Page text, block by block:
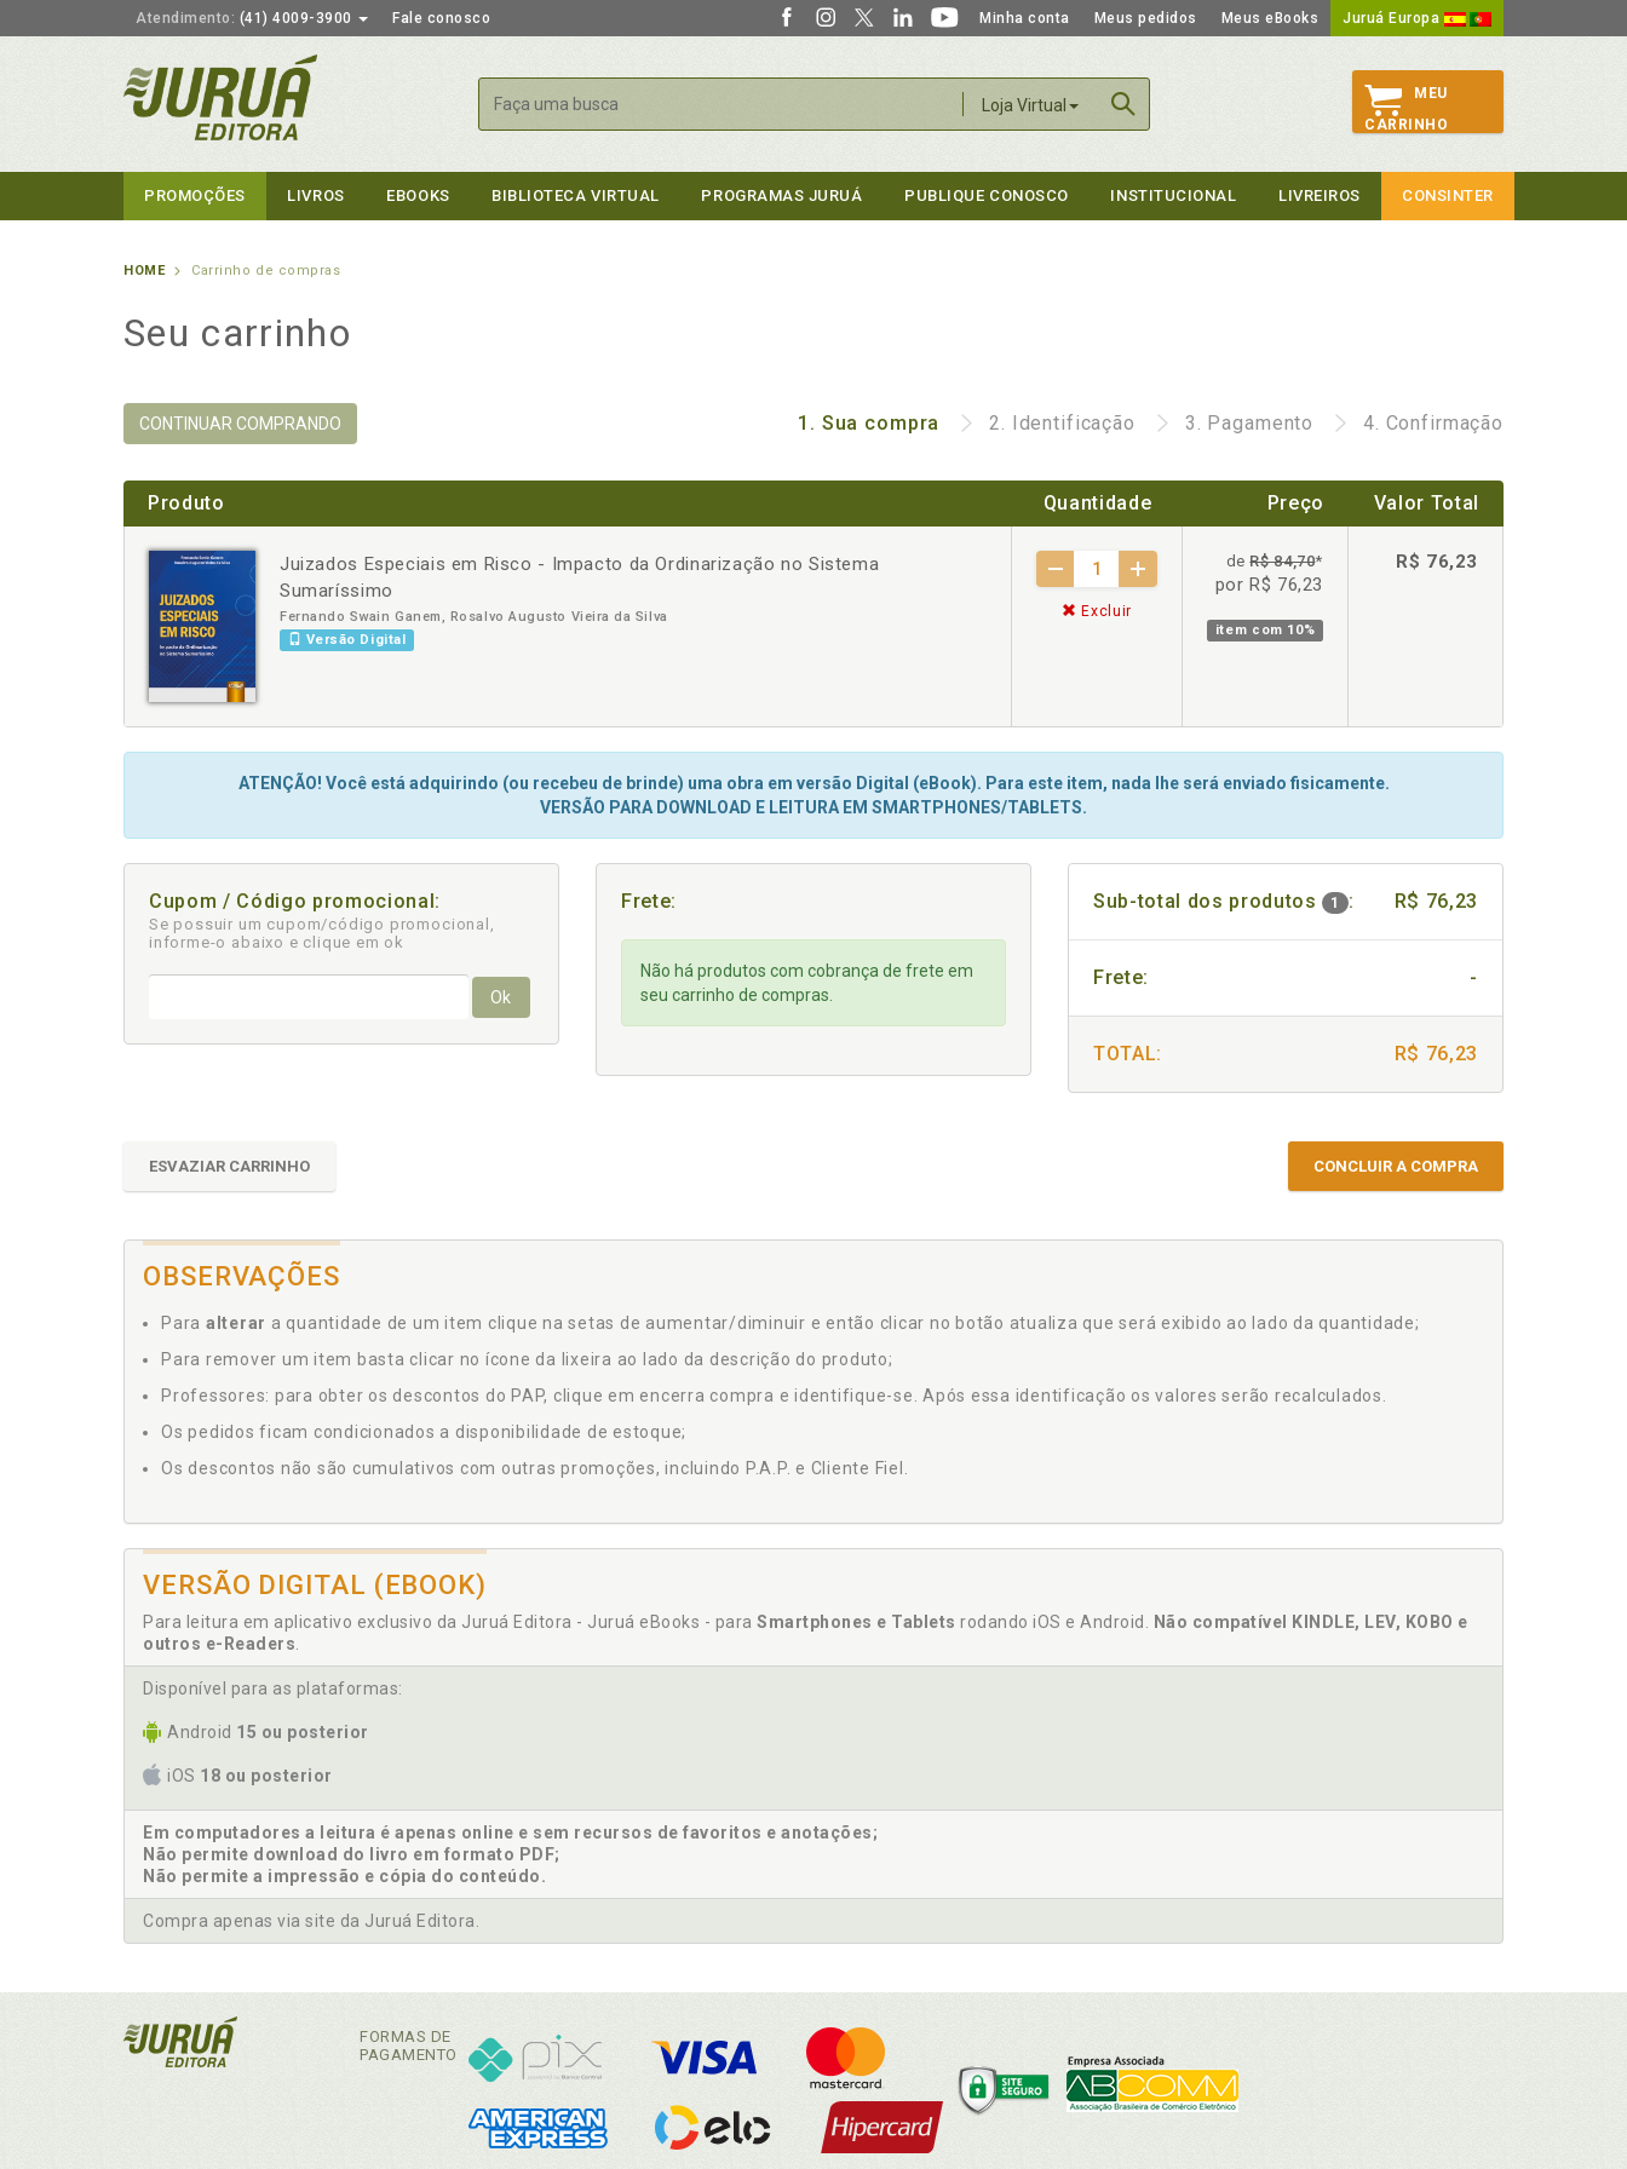
Atendimento: (41) 4009-3900 Fale conosco Minha conta Meus pedidos Meus eBooks Juruá Europa
Loja Virtual
Buscar
MEU
CARRINHO
PROMOÇÕES LIVROS EBOOKS BIBLIOTECA VIRTUAL PROGRAMAS JURUÁ PUBLIQUE CONOSCO INSTITUCIONAL LIVREIROS CONSINTER
HOME Carrinho de compras
Seu carrinho
CONTINUAR COMPRANDO 1. Sua compra 2. Identificação 3. Pagamento 4. Confirmação
Produto Quantidade Preço Valor Total
Juizados Especiais em Risco - Impacto da Ordinarização no Sistema
Sumaríssimo
Fernando Swain Ganem, Rosalvo Augusto Vieira da Silva
Versão Digital
- +
Excluir
deR$ 84,70*
por R$ 76,23
item com 10%
R$ 76,23
ATENÇÃO! Você está adquirindo (ou recebeu de brinde) uma obra em versão Digital (eBook). Para este item, nada lhe será enviado fisicamente.
VERSÃO PARA DOWNLOAD E LEITURA EM SMARTPHONES/TABLETS.
Cupom / Código promocional:
Se possuir um cupom/código promocional,
informe-o abaixo e clique em ok
Ok
Frete:
Não há produtos com cobrança de frete em
seu carrinho de compras.
Sub-total dos produtos 1 : R$ 76,23
Frete: -
TOTAL: R$ 76,23
ESVAZIAR CARRINHO CONCLUIR A COMPRA
OBSERVAÇÕES
Para alterar a quantidade de um item clique na setas de aumentar/diminuir e então clicar no botão atualiza que será exibido ao lado da quantidade;
Para remover um item basta clicar no ícone da lixeira ao lado da descrição do produto;
Professores: para obter os descontos do PAP, clique em encerra compra e identifique-se. Após essa identificação os valores serão recalculados.
Os pedidos ficam condicionados a disponibilidade de estoque;
Os descontos não são cumulativos com outras promoções, incluindo P.A.P. e Cliente Fiel.
VERSÃO DIGITAL (EBOOK)
Para leitura em aplicativo exclusivo da Juruá Editora - Juruá eBooks - para Smartphones e Tablets rodando iOS e Android.
Não compatível KINDLE, LEV, KOBO e
outros e-Readers
Disponível para as plataformas:
Android 15 ou posterior
iOS 18 ou posterior
Em computadores a leitura é apenas online e sem recursos de favoritos e anotações;
Não permite download do livro em formato PDF;
Não permite a impressão e cópia do conteúdo.
Compra apenas via site da Juruá Editora.
FORMAS DE
PAGAMENTO